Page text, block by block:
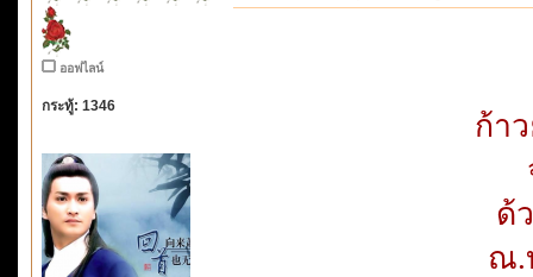
ออฟไลน์
กระทู้: 1346
ก้า
ด้
ณ.